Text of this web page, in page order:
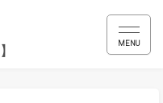
MENU